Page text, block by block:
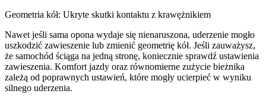
Geometria kół: Ukryte skutki kontaktu z krawężnikiem
Nawet jeśli sama opona wydaje się nienaruszona, uderzenie mogło
uszkodzić zawieszenie lub zmienić geometrię kół. Jeśli zauważysz,
że samochód ściąga na jedną stronę, koniecznie sprawdź ustawienia
zawieszenia. Komfort jazdy oraz równomierne zużycie bieżnika
zależą od poprawnych ustawień, które mogły ucierpieć w wyniku
silnego uderzenia.